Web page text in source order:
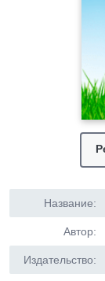
Название:
Автор:
Издательство: